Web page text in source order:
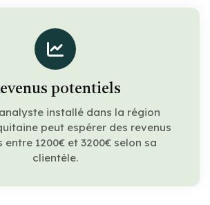
potentiels
installé dans la région
peut espérer des revenus
entre 1200€ et 3200€ selon sa
clientèle.